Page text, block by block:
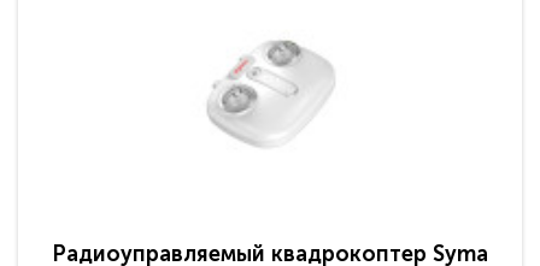
Радиоуправляемый квадрокоптер Syma